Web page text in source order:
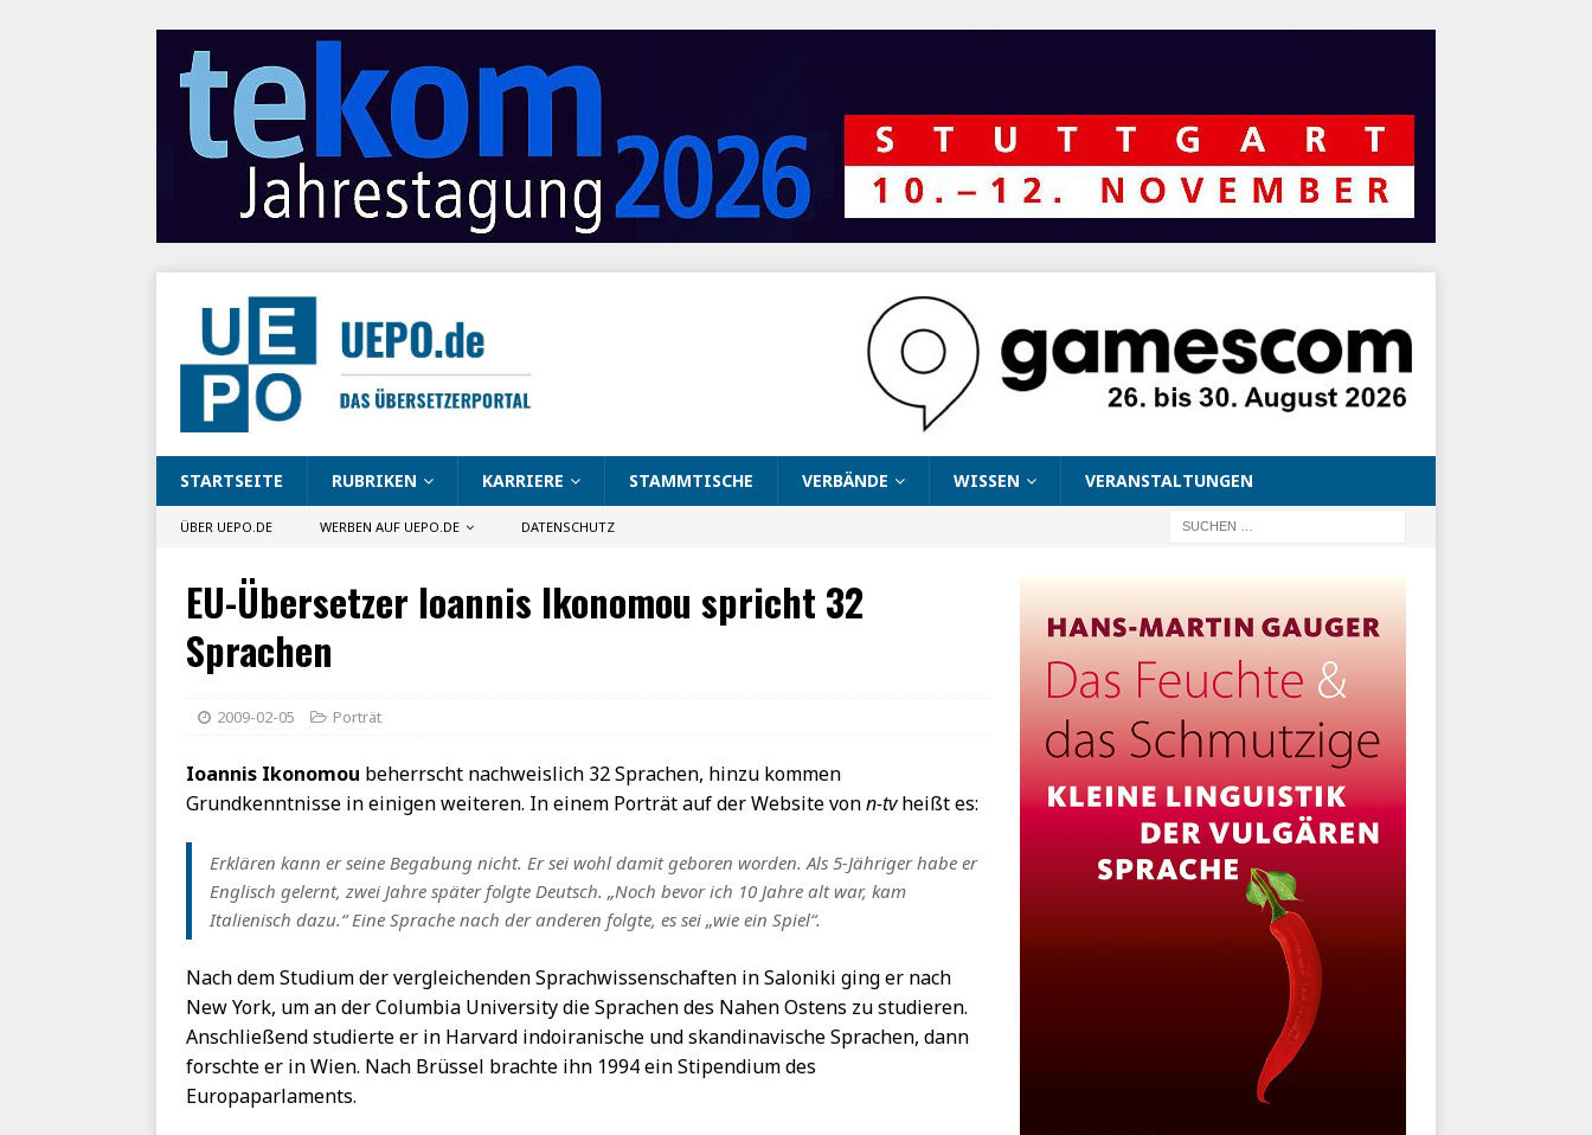
STARTSEITE RUBRIKEN KARRIERE STAMMTISCHE VERBÄNDE WISSEN VERANSTALTUNGEN
ÜBER UEPO.DE WERBEN AUF UEPO.DE DATENSCHUTZ
EU-Übersetzer Ioannis Ikonomou spricht 32
Sprachen
2009-02-05 Porträt
Ioannis Ikonomou beherrscht nachweislich 32 Sprachen, hinzu kommen
Grundkenntnisse in einigen weiteren. In einem Porträt auf der Website vonn-tvheißt es:
Erklären kann er seine Begabung nicht. Er sei wohl damit geboren worden. Als 5-Jähriger habe er
Englisch gelernt, zwei Jahre später folgte Deutsch. „Noch bevor ich 10 Jahre alt war, kam
Italienisch dazu.“ Eine Sprache nach der anderen folgte, es sei „wie ein Spiel“.
Nach dem Studium der vergleichenden Sprachwissenschaften in Saloniki ging er nach
New York, um an der Columbia University die Sprachen des Nahen Ostens zu studieren.
Anschließend studierte er in Harvard indoiranische und skandinavische Sprachen, dann
forschte er in Wien. Nach Brüssel brachte ihn 1994 ein Stipendium des
Europaparlaments.